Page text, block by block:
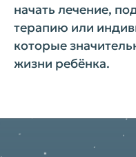
начать лечение,
терапию или
которые
жизни ребёнка.